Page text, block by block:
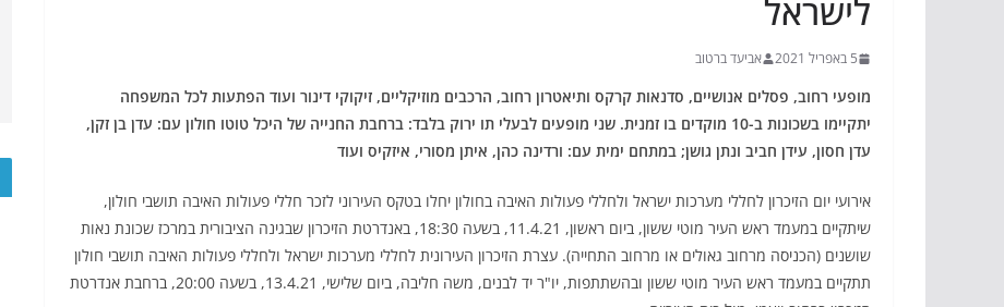
לישראל
5 באפריל 2021 אביעד ברטוב
מופעי רחוב, פסלים אנושיים, סדנאות קרקס ותיאטרון רחוב, הרכבים מוזיקליים, זיקוקי דינור ועוד הפתעות לכל המשפחה
יתקיימו בשכונות ב-10 מוקדים בו זמנית.
שני מופעים לבעלי תו ירוק בלבד: ברחבת החנייה של היכל טוטו חולון עם: עדן בן זקן,
עדן חסון, עידן חביב ונתן גושן; במתחם ימית עם: ורדינה כהן, איתן מסורי, איזקיס ועוד
אירועי יום הזיכרון לחללי מערכות ישראל ולחללי פעולות האיבה בחולון יחלו בטקס העירוני לזכר חללי פעולות האיבה תושבי חולון,
שיתקיים במעמד ראש העיר מוטי ששון, ביום ראשון, 11.4.21, בשעה 18:30, באנדרטת הזיכרון שבגינה הציבורית במרכז שכונת נאות
שושנים (הכניסה מרחוב גאולים או מרחוב התחייה). עצרת הזיכרון העירונית לחללי מערכות ישראל ולחללי פעולות האיבה תושבי חולון
תתקיים במעמד ראש העיר מוטי ששון ובהשתתפות, יו"ר יד לבנים, משה חליבה, ביום שלישי, 13.4.21, בשעה 20:00, ברחבת אנדרטת